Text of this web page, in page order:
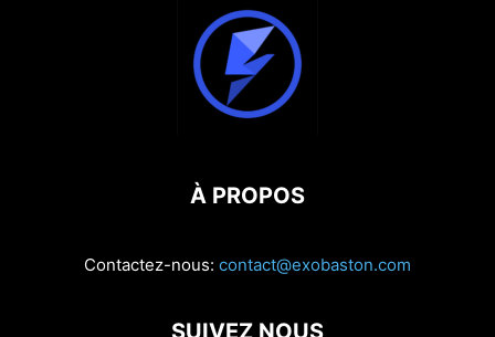
À PROPOS
Contactez-nous: contact@exobaston.com